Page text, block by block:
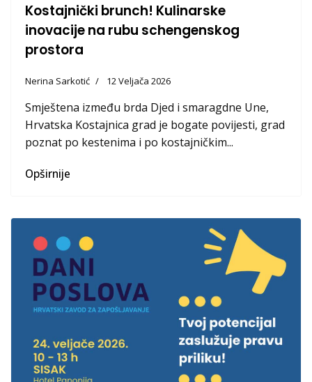
Kostajnički brunch! Kulinarske
inovacije na rubu schengenskog
prostora
Nerina Sarkotić 12 Veljača 2026
Smještena između brda Djed i smaragdne Une,
Hrvatska Kostajnica grad je bogate povijesti, grad
poznat po kestenima i po kostajničkim...
Opširnije